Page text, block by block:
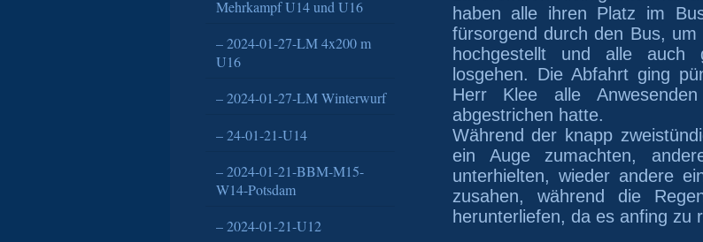
haben alle ihren Platz im
fürsorgend durch den Bus,
hochgestellt und alle auch
losgehen. Die Abfahrt ging
Herr Klee alle
abgestrichen hatte.
Während der knapp
ein Auge zumachten,
unterhielten, wieder andere
zusahen, während die
herunterliefen, da es anfing zu
Mehrkampf U14 und U16
2024-01-27-LM 4x200 m
U16
2024-01-27-LM Winterwurf
24-01-21-U14
2024-01-21-BBM-M15-
W14-Potsdam
2024-01-21-U12